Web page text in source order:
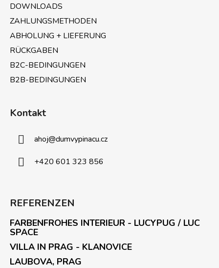
DOWNLOADS
ZAHLUNGSMETHODEN
ABHOLUNG + LIEFERUNG
RÜCKGABEN
B2C-BEDINGUNGEN
B2B-BEDINGUNGEN
Kontakt
ahoj@dumvypinacu.cz
+420 601 323 856
REFERENZEN
FARBENFROHES INTERIEUR - LUCYPUG / LUC
SPACE
VILLA IN PRAG - KLANOVICE
LAUBOVA, PRAG